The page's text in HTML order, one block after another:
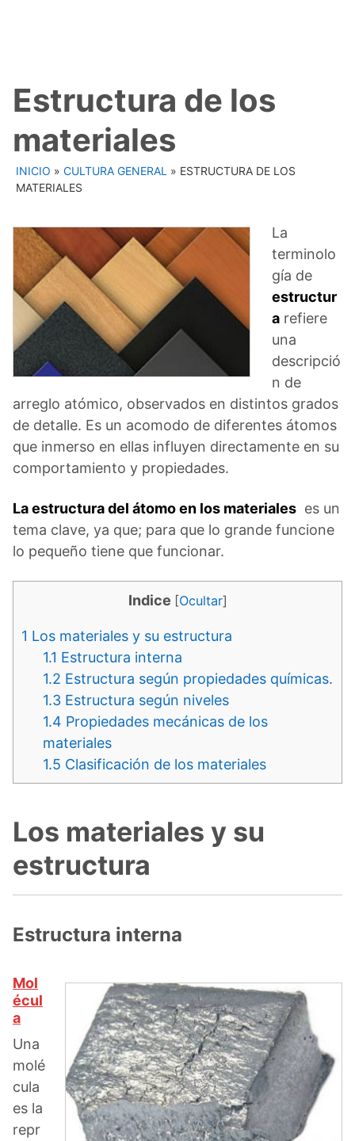
Estructura de los
materiales
INICIO » CULTURA GENERAL » ESTRUCTURA DE LOS
MATERIALES
La
terminolo
gía de
estructur
a refiere
una
descripció
n de
arreglo atómico, observados en distintos grados
de detalle. Es un acomodo de diferentes átomos
que inmerso en ellas influyen directamente en su
comportamiento y propiedades.
La estructura del átomo en los materiales es un
tema clave, ya que; para que lo grande funcione
lo pequeño tiene que funcionar.
Indice [Ocultar]
1 Los materiales y su estructura
1.1 Estructura interna
1.2 Estructura según propiedades químicas.
1.3 Estructura según niveles
1.4 Propiedades mecánicas de los
materiales
1.5 Clasificación de los materiales
Los materiales y su
estructura
Estructura interna
Mol
écul
a
Una
molé
cula
es la
repr